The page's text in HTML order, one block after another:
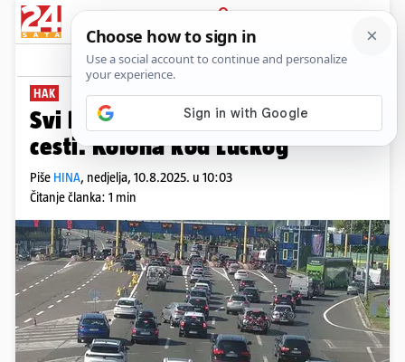
PRIJAVA
News Komentari
HAK
Svi krenuli na more. Gužve na
cesti. Kolona kod Lučkog
Piše HINA, nedjelja, 10.8.2025. u 10:03
Čitanje članka: 1 min